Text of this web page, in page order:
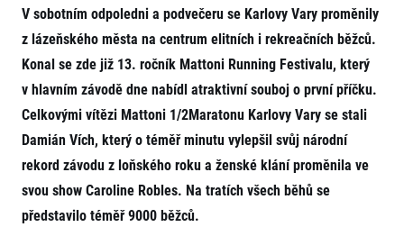
EuroHeroes Challenge 2026
EuroHeroes Challenge 2025
EuroHeroes Challenge 2024
EuroHeroes Challenge 2023
Systém bodování
O Napoli Running
RunCzech Halfs
Projekt RunCzech Halfs
Pro běžce
Pravidla a všeobecné informace
Přeregistrace na jiného závodníka
Pověření k vyzvednutí čísla
Reklamace výsledků
Inspirace
Příběhy běžců
RunCzech Story
AIMS Race Calendar
Komunity
RunCzech Kings & Queens
Charita
V sobotním odpoledni a podvečeru se Karlovy Vary proměnily
z lázeňského města na centrum elitních i rekreačních běžců.
Konal se zde již 13. ročník Mattoni Running Festivalu, který
v hlavním závodě dne nabídl atraktivní souboj o první příčku.
Celkovými vítězi Mattoni 1/2Maratonu Karlovy Vary se stali
Damián Vích, který o téměř minutu vylepšil svůj národní
rekord závodu z loňského roku a ženské klání proměnila ve
svou show Caroline Robles. Na tratích všech běhů se
představilo téměř 9000 běžců.